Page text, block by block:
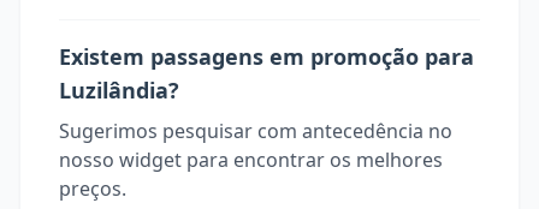
Existem passagens em promoção para
Luzilândia?
Sugerimos pesquisar com antecedência no
nosso widget para encontrar os melhores
preços.